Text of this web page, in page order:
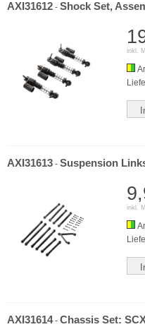
AXI31612 - Shock Set,
inkl.
AXI31613 - Suspension
inkl.
AXI31614- Chassis Set: